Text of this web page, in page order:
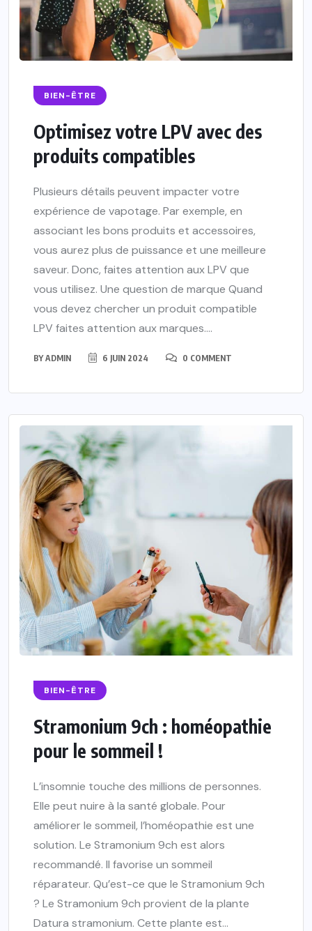
BIEN-ÊTRE
Optimisez votre LPV avec des
produits compatibles
Plusieurs détails peuvent impacter votre
expérience de vapotage. Par exemple, en
associant les bons produits et accessoires,
vous aurez plus de puissance et une meilleure
saveur. Donc, faites attention aux LPV que
vous utilisez. Une question de marque Quand
vous devez chercher un produit compatible
LPV faites attention aux marques....
BYADMIN 6 JUIN 2024 0 COMMENT
BIEN-ÊTRE
Stramonium 9ch : homéopathie
pour le sommeil !
L’insomnie touche des millions de personnes.
Elle peut nuire à la santé globale. Pour
améliorer le sommeil, l’homéopathie est une
solution. Le Stramonium 9ch est alors
recommandé. Il favorise un sommeil
réparateur. Qu’est-ce que le Stramonium 9ch
? Le Stramonium 9ch provient de la plante
Datura stramonium. Cette plante est...